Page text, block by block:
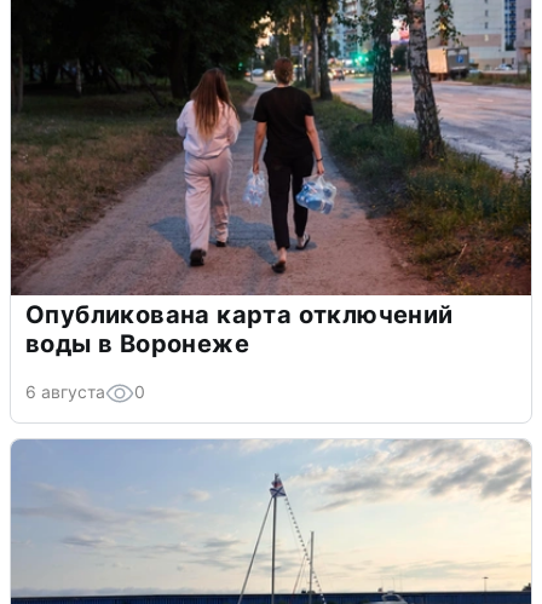
Опубликована карта отключений
воды в Воронеже
6 августа 0